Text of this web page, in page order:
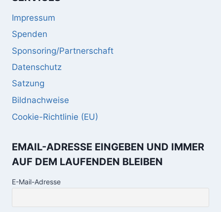
Impressum
Spenden
Sponsoring/Partnerschaft
Datenschutz
Satzung
Bildnachweise
Cookie-Richtlinie (EU)
EMAIL-ADRESSE EINGEBEN UND IMMER
AUF DEM LAUFENDEN BLEIBEN
E-Mail-Adresse